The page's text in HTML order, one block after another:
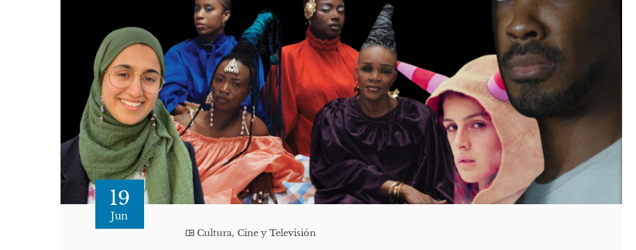
19
Jun
Cultura, Cine y Televisión